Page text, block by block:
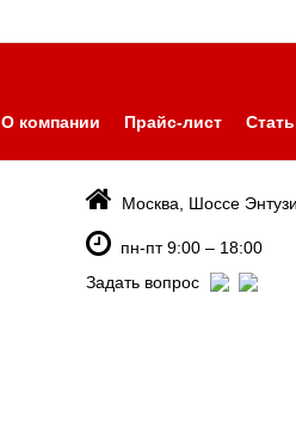
О компании Прайс-лист
Москва, Шоссе
пн-пт 9:00 – 18:00
Задать вопрос